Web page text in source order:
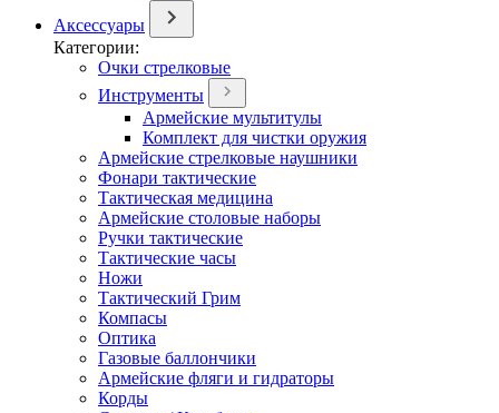
Аксессуары
Категории:
Очки стрелковые
Инструменты
Армейские мультитулы
Комплект для чистки оружия
Армейские стрелковые наушники
Фонари тактические
Тактическая медицина
Армейские столовые наборы
Ручки тактические
Тактические часы
Ножи
Тактический Грим
Компасы
Оптика
Газовые баллончики
Армейские фляги и гидраторы
Корды